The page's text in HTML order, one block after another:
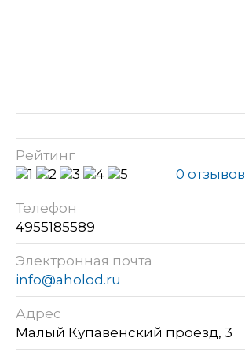
Рейтинг
0 отзывов
Телефон
4955185589
Электронная почта
info@aholod.ru
Адрес
Малый Купавенский проезд, 3